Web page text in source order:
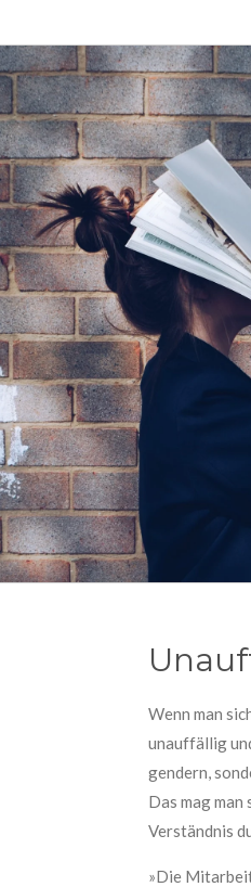
Wenn man
unauffällig
gendern,
Das mag man
Verständnis
»Die